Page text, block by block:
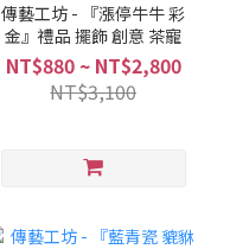
傳藝工坊 - 『漲停牛牛 彩
金』禮品 擺飾 創意 茶寵
NT$880 ~ NT$2,800
NT$3,100